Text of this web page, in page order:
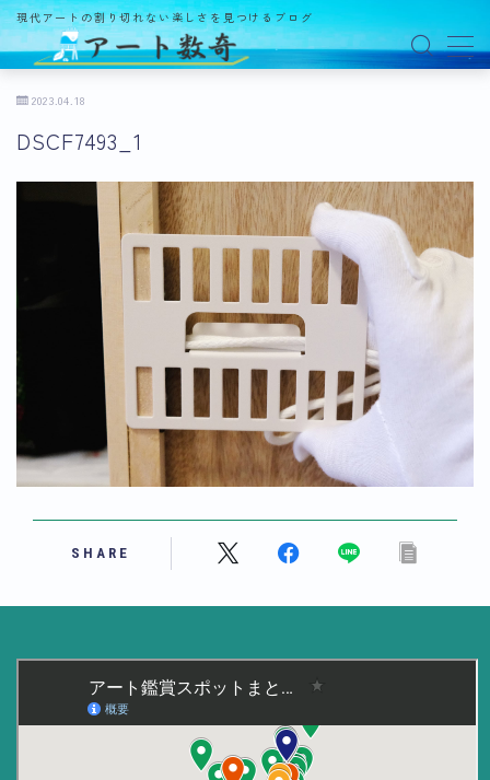
現代アートの割り切れない楽しさを見つけるブログ
アート数奇とは？
ギャラリー
百貨店
美術館・博物館
オルタナティブスペース
アートフェア
イベント
オークション
用語解説
作家・作品紹介
2023.04.18
DSCF7493_1
SHARE